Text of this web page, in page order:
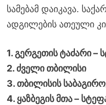
სამებამ დაიკავა.
ადგილების ათეული კი
1. გერგეთის ტაძარი –
2. ძველი თბილისი
3. თბილისის
4. ყაზბეგის მთა –